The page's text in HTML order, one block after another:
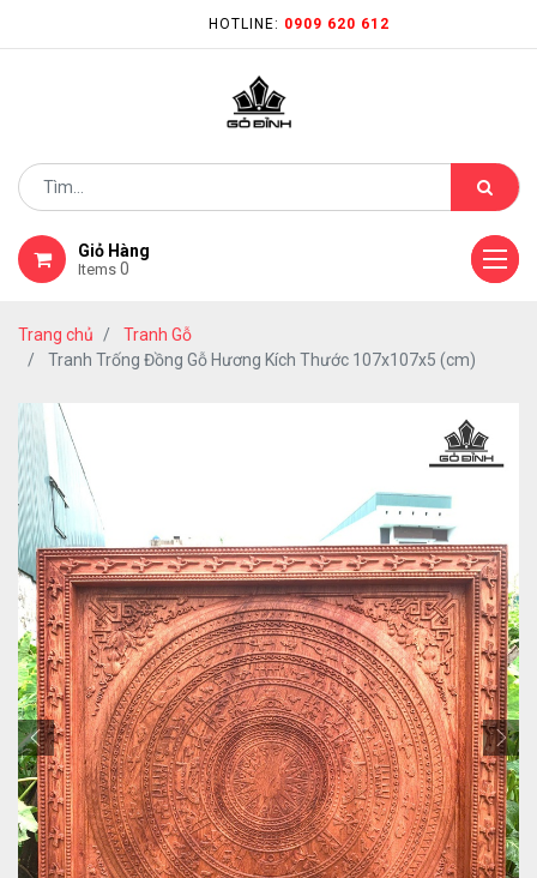
HOTLINE: 0909 620 612
Giỏ Hàng
Items 0
Trang chủ
Tranh Gỗ
Tranh Trống Đồng Gỗ Hương Kích Thước 107x107x5 (cm)